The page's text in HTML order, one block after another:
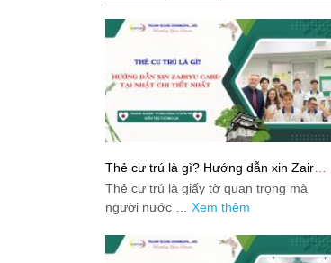
Thẻ cư trú là gì? Hướng dẫn xin Zairyu
Card tại Nhật chi tiết nhất
Thẻ cư trú là giấy tờ quan trọng mà
người nước … Xem thêm